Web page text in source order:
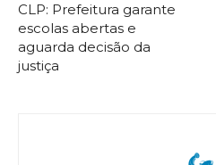
CLP: Prefeitura garante
escolas abertas e
aguarda decisão da
justiça